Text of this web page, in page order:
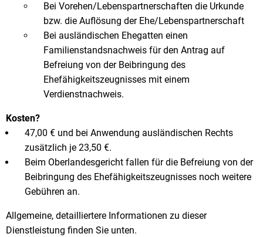
Bei Vorehen/Lebenspartnerschaften die Urkunde
bzw. die Auflösung der Ehe/Lebenspartnerschaft
Bei ausländischen Ehegatten einen
Familienstandsnachweis für den Antrag auf
Befreiung von der Beibringung des
Ehefähigkeitszeugnisses mit einem
Verdienstnachweis.
Kosten?
47,00 € und bei Anwendung ausländischen Rechts
zusätzlich je 23,50 €.
Beim Oberlandesgericht fallen für die Befreiung von der
Beibringung des Ehefähigkeitszeugnisses noch weitere
Gebühren an.
Allgemeine, detailliertere Informationen zu dieser
Dienstleistung finden Sie unten.